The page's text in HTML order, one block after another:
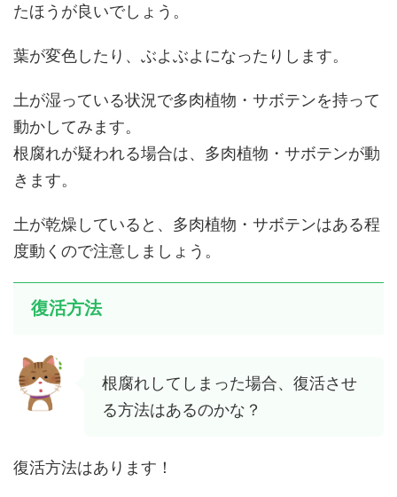
たほうが良いでしょう。
葉が変色したり、ぶよぶよになったりします。
土が湿っている状況で多肉植物・サボテンを持って
動かしてみます。
根腐れが疑われる場合は、多肉植物・サボテンが動
きます。
土が乾燥していると、多肉植物・サボテンはある程
度動くので注意しましょう。
復活方法
根腐れしてしまった場合、復活させ
る方法はあるのかな？
復活方法はあります！